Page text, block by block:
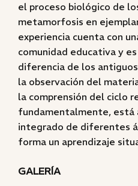
el proceso biológico de
metamorfosis en
experiencia cuenta con
comunidad educativa y
diferencia de los
la observación del
la comprensión del ciclo
fundamentalmente, está
integrado de diferentes
forma un aprendizaje
GALERÍA